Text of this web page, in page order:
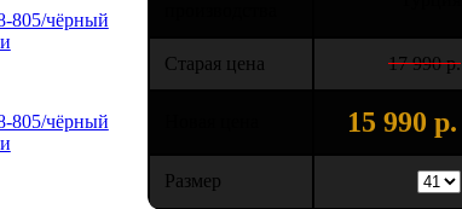
Старая цена 17 990 р.
15 990 р.
Размер